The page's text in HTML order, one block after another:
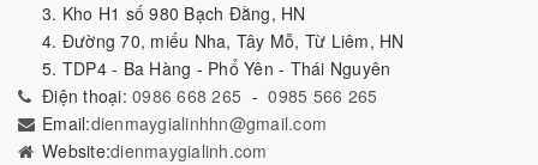
3. Kho H1 số 980 Bạch Đằng, HN
4. Đường 70, miếu Nha, Tây Mỗ, Từ Liêm, HN
5. TDP4 - Ba Hàng - Phổ Yên - Thái Nguyên
Điện thoại: 0986 668 265 -0985 566 265
Email:dienmaygialinhhn@gmail.com
Website:dienmaygialinh.com